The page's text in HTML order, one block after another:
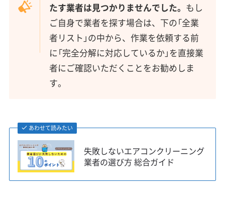
たす業者は見つかりませんでした。 もし
ご自身で業者を探す場合は、下の「全業
者リスト」の中から、作業を依頼する前
に「完全分解に対応しているか」を直接業
者にご確認いただくことをお勧めしま
す。
あわせて読みたい
失敗しないエアコンクリーニング
業者の選び方 総合ガイド